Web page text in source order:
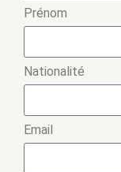
Prénom
Nationalité
Email